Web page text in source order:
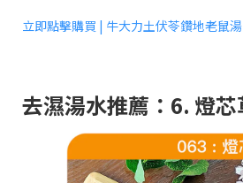
立即點擊購買 | 牛大力土伏苓鑽地老鼠湯
去濕湯水推薦：6. 燈